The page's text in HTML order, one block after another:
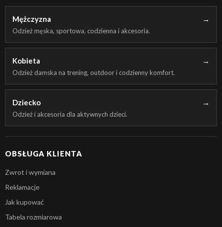
PRZEJDŹ DO SKLEPU
Mężczyzna →
Odzież męska, sportowa, codzienna i akcesoria.
Kobieta →
Odzież damska na trening, outdoor i codzienny komfort.
Dziecko →
Odzież i akcesoria dla aktywnych dzieci.
OBSŁUGA KLIENTA
Zwrot i wymiana
Reklamacje
Jak kupować
Tabela rozmiarowa